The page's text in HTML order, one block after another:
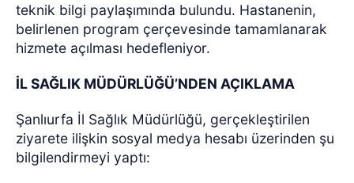
teknik bilgi paylaşımında bulundu. Hastanenin,
belirlenen program çerçevesinde tamamlanarak
hizmete açılması hedefleniyor.
İL SAĞLIK MÜDÜRLÜĞÜ’NDEN AÇIKLAMA
Şanlıurfa İl Sağlık Müdürlüğü, gerçekleştirilen
ziyarete ilişkin sosyal medya hesabı üzerinden şu
bilgilendirmeyi yaptı: